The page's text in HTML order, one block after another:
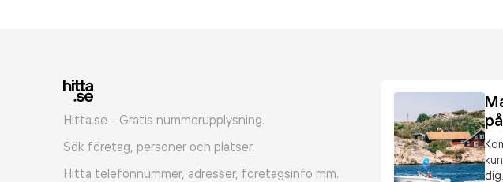
Hitta.se - Gratis nummerupplysning.
Sök företag, personer och platser.
Hitta telefonnummer, adresser, företagsinfo mm.
dig.